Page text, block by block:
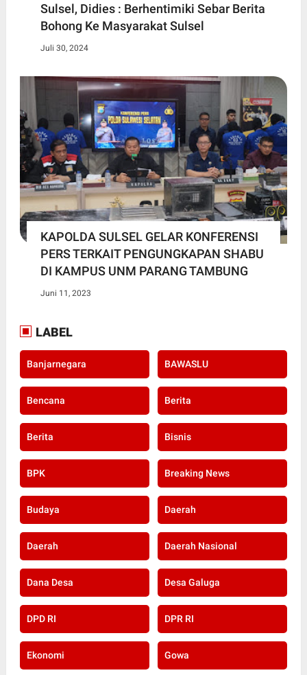
Sulsel, Didies : Berhentimiki Sebar Berita
Bohong Ke Masyarakat Sulsel
Juli 30, 2024
KAPOLDA SULSEL GELAR KONFERENSI
PERS TERKAIT PENGUNGKAPAN SHABU
DI KAMPUS UNM PARANG TAMBUNG
Juni 11, 2023
LABEL
Banjarnegara BAWASLU
Bencana Berita
Berita Bisnis
BPK Breaking News
Budaya Daerah
Daerah Daerah Nasional
Dana Desa Desa Galuga
DPD RI DPR RI
Ekonomi Gowa